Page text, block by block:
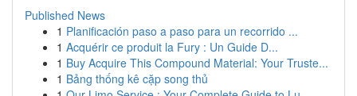
Published News
1 Planificación paso a paso para un recorrido ...
1 Acquérir ce produit la Fury : Un Guide D...
1 Buy Acquire This Compound Material: Your Truste...
1 Bảng thống kê cặp song thủ